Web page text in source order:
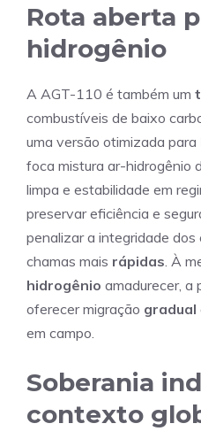
Rota aberta
hidrogênio
A AGT-110 é também um
combustíveis de baixo
uma versão otimizada para
foca mistura ar-hidrogênio
limpa e estabilidade em
preservar eficiência e
penalizar a integridade
chamas mais rápidas . À
hidrogênio amadurecer, a
oferecer migração gradual
em campo.
Soberania
contexto